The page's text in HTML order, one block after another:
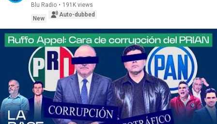
Blu Radio • 191K views
New
Auto-dubbed